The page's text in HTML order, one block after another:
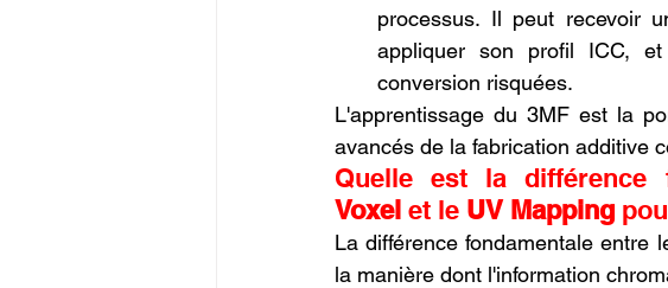
processus. Il peut recevoir
appliquer son profil ICC,
conversion risquées.
L'apprentissage du 3MF est la
avancés de la fabrication additive
Voxel et le UV Mapping
La différence fondamentale entre
la manière dont l'information